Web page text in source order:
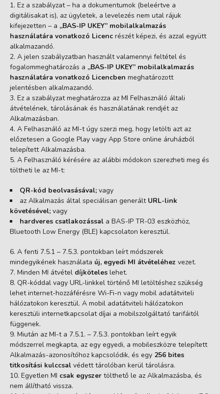
Ez a szabályzat – ha a dokumentumok (beleértve a
digitálisakat is), az ügyletek, a levelezés nem utal rájuk
kifejezetten – a „BAS-IP UKEY” mobilalkalmazás
használatára vonatkozó Licenc részét képezi, és azzal együtt
alkalmazandó.
A jelen szabályzatban használt valamennyi feltétel és
fogalommeghatározás a „BAS-IP UKEY” mobilalkalmazás
használatára vonatkozó Licencben meghatározott
jelentésben alkalmazandó.
Ez a szabályzat meghatározza az MI Felhasználó általi
átvételének, tárolásának és használatának rendjét az
Alkalmazásban.
A Felhasználó az MI-t úgy szerzi meg, hogy letölti azt az
előzetesen a Google Play vagy App Store online áruházból
telepített Alkalmazásba.
A Felhasználó kérésére az alábbi módokon szerezheti meg és
töltheti le az MI-t:
QR-kód beolvasásával; vagy
az Alkalmazás által speciálisan generált URL-link
követésével; vagy
hardveres csatlakozással a BAS-IP TR-03 eszközhöz,
Bluetooth Low Energy (BLE) kapcsolaton keresztül.
A fenti 7.5.1 – 7.5.3. pontokban leírt módszerek
mindegyikének használata új, egyedi MI átvételéhez vezet.
Minden MI átvétel díjköteles lehet.
QR-kóddal vagy URL-linkkel történő MI letöltéshez szükség
lehet internet-hozzáférésre Wi-Fi-n vagy mobil adatátviteli
hálózatokon keresztül. A mobil adatátviteli hálózatokon
keresztüli internetkapcsolat díjai a mobilszolgáltató tarifáitól
függenek.
Miután az MI-t a 7.5.1. – 7.5.3. pontokban leírt egyik
módszerrel megkapta, az egy egyedi, a mobileszközre telepített
Alkalmazás-azonosítóhoz kapcsolódik, és egy 256 bites
titkosítási kulccsal védett tárolóban kerül tárolásra.
Egyetlen MI csak egyszer tölthető le az Alkalmazásba, és
nem állítható vissza.